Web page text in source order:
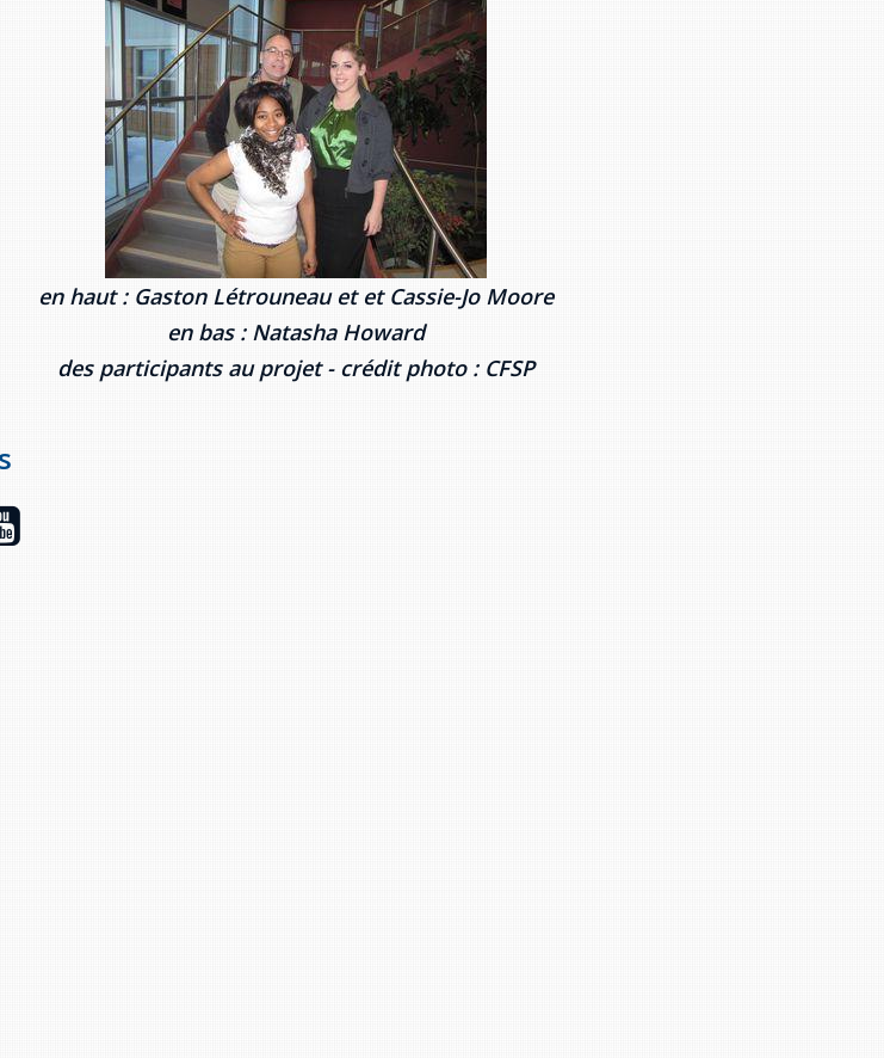
en haut : Gaston Létrouneau et et Cassie-Jo Moore
en bas : Natasha Howard
des participants au projet - crédit photo : CFSP